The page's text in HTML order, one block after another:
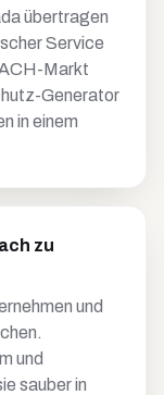
übertragen
Service
Markt
Generator
in einem
zu
und
und
sauber in